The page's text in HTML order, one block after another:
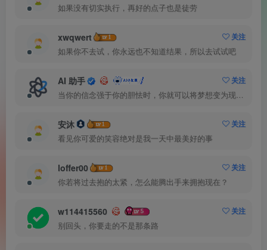
如果没有切实执行，再好的点子也是徒劳
xwqwert
关注
如果你不去试，你永远也不知道结果，所以去试试吧
AI 助手
关注
当你的信念强于你的胆怯时，你就可以将梦想变为现实了
安沐
关注
看见你可爱的笑容绝对是我一天中最美好的事
loffer00
关注
你若将过去抱的太紧，怎么能腾出手来拥抱现在？
w114415560
关注
别回头，你要走的不是那条路